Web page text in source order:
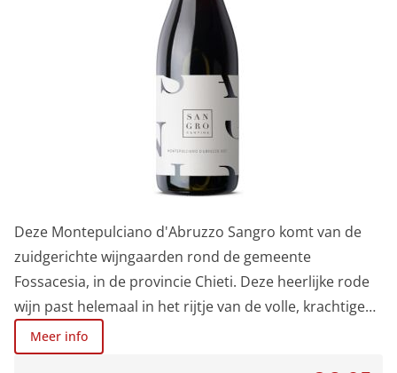
Deze Montepulciano d'Abruzzo Sangro komt van de
zuidgerichte wijngaarden rond de gemeente
Fossacesia, in de provincie Chieti. Deze heerlijke rode
wijn past helemaal in het rijtje van de volle, krachtige
en fruitige wijnen uit de regio Abruzzo.Na een zachte
persing en een klassieke vinificatie, inclusief
Meer info